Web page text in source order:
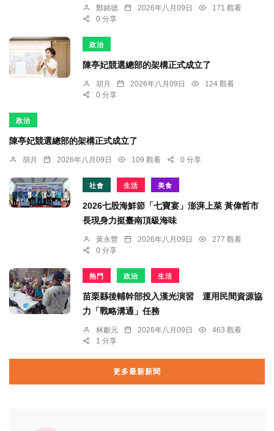
鄭銘德 2026年八月09日
171 觀看
0 分享
政治
陳亭妃競選總部的架構正式成立了
胡月 2026年八月09日
124 觀看
0 分享
政治
陳亭妃競選總部的架構正式成立了
胡月 2026年八月09日 109 觀看 0 分享
社會 生活 美食
2026七股海鮮節「七寶宴」澎湃上菜 黃偉哲市
長現身力挺臺南頂級海味
黃永豐 2026年八月09日
277 觀看
0 分享
熱門 政治 生活
苗栗縣後輔幹部投入漢光演習 運用民間資源協
力「戰略溝通」任務
林獻元 2026年八月09日
463 觀看
1 分享
更多最新新聞